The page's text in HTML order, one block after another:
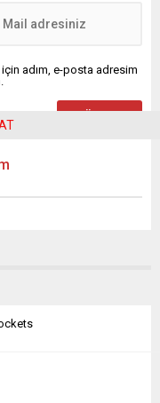
adım, e-posta adresim